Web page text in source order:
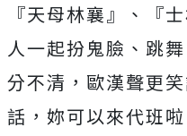
『天母林襄』、『
人一起扮鬼臉、跳舞
分不清，歐漢聲更
話， 妳可以來代班